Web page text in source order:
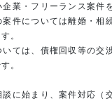
業・フリーランス案件
案件については離婚・相
。
ては、債権回収等の交
。
に始まり、案件対応（